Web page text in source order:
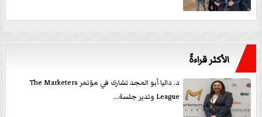
الأكثر قراءةً
د. داليا أبو المجد تشارك في مؤتمر The Marketers
League وتدير جلسة...